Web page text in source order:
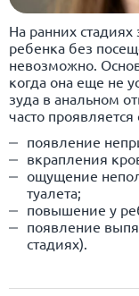
На ранних
ребенка без
невозможно.
когда она еще не
зуда в анальном
часто
появление
вкрапления
ощущение
туалета;
повышение у
появление
стадиях).